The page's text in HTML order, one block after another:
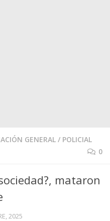
GENERAL / POLICIAL
0
mataron
2025